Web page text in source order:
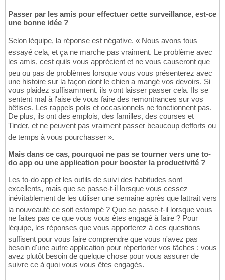
Passer par les amis pour effectuer cette surveillance, est-ce
une bonne idée ?
Selon léquipe, la réponse est négative. « Nous avons tous
essayé cela, et ça ne marche pas vraiment. Le problème avec
les amis, cest quils vous apprécient et ne vous causeront que
peu ou pas de problèmes lorsque vous vous présenterez avec
une histoire sur la façon dont le chien a mangé vos devoirs. Si
vous plaidez suffisamment, ils vont laisser passer cela. Ils se
sentent mal à l'aise de vous faire des remontrances sur vos
bêtises. Les rappels polis et occasionnels ne fonctionnent pas.
De plus, ils ont des emplois, des familles, des courses et
Tinder, et ne peuvent pas vraiment passer beaucoup defforts ou
de temps à vous pourchasser ».
Mais dans ce cas, pourquoi ne pas se tourner vers une to-
do app ou une application pour booster la productivité ?
Les to-do app et les outils de suivi des habitudes sont
excellents, mais que se passe-t-il lorsque vous cessez
inévitablement de les utiliser une semaine après que lattrait vers
la nouveauté ce soit estompé ? Que se passe-t-il lorsque vous
ne faites pas ce que vous vous êtes engagé à faire ? Pour
léquipe, les réponses que vous apporterez à ces questions
suffisent pour vous faire comprendre que vous n'avez pas
besoin d'une autre application pour répertorier vos tâches : vous
avez plutôt besoin de quelque chose pour vous assurer de
suivre ce à quoi vous vous êtes engagés.